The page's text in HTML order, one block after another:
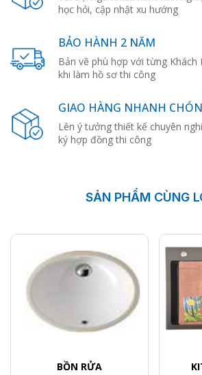
học hỏi, cập nhật xu hướng
BẢO HÀNH 2 NĂM
Bản vẽ phù hợp với từng Khách
khi làm hồ sơ thi công
GIAO HÀNG NHANH
Lên ý tưởng thiết kế chuyên
ký hợp đồng thi công
SẢN PHẨM CÙNG
BỒN RỬA